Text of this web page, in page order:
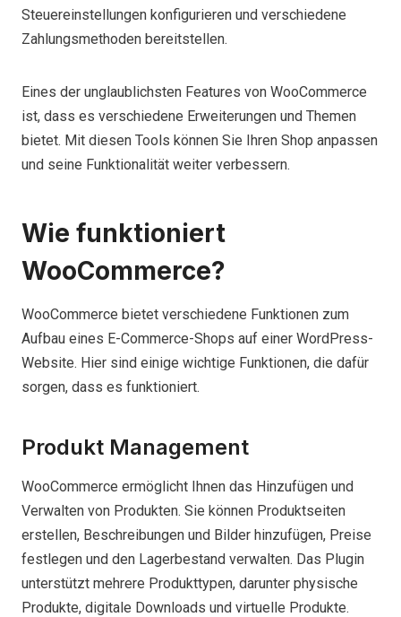
Steuereinstellungen konfigurieren und verschiedene
Zahlungsmethoden bereitstellen.
Eines der unglaublichsten Features von WooCommerce
ist, dass es verschiedene Erweiterungen und Themen
bietet. Mit diesen Tools können Sie Ihren Shop anpassen
und seine Funktionalität weiter verbessern.
Wie funktioniert
WooCommerce?
WooCommerce bietet verschiedene Funktionen zum
Aufbau eines E-Commerce-Shops auf einer WordPress-
Website. Hier sind einige wichtige Funktionen, die dafür
sorgen, dass es funktioniert.
Produkt Management
WooCommerce ermöglicht Ihnen das Hinzufügen und
Verwalten von Produkten. Sie können Produktseiten
erstellen, Beschreibungen und Bilder hinzufügen, Preise
festlegen und den Lagerbestand verwalten. Das Plugin
unterstützt mehrere Produkttypen, darunter physische
Produkte, digitale Downloads und virtuelle Produkte.